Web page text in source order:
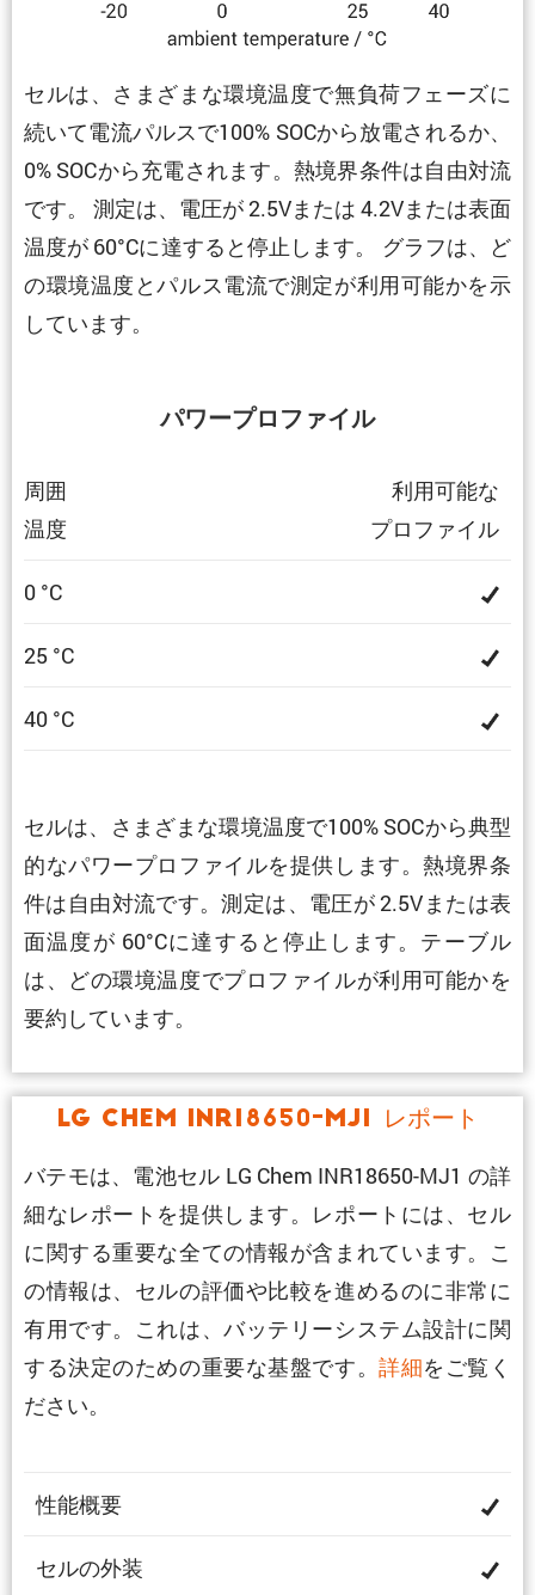
セルは、さまざまな環境温度で無負荷フェーズに
続いて電流パルスで100% SOCから放電されるか、
0% SOCから充電されます。熱境界条件は自由対流
です。 測定は、電圧が 2.5Vまたは 4.2Vまたは表面
温度が 60°Cに達すると停止します。 グラフは、ど
の環境温度とパルス電流で測定が利用可能かを示
しています。
パワープロファイル
周囲
温度
利用可能な
プロファイル
0 °C
25 °C
40 °C
セルは、さまざまな環境温度で100% SOCから典型
的なパワープロファイルを提供します。熱境界条
件は自由対流です。測定は、電圧が 2.5Vまたは表
面温度が 60°Cに達すると停止します。テーブル
は、どの環境温度でプロファイルが利用可能かを
要約しています。
LG Chem INR18650-MJ1 レポート
バテモは、電池セル LG Chem INR18650-MJ1 の詳
細なレポートを提供します。レポートには、セル
に関する重要な全ての情報が含まれています。こ
の情報は、セルの評価や比較を進めるのに非常に
有用です。これは、バッテリーシステム設計に関
する決定のための重要な基盤です。詳細をご覧く
ださい。
性能概要
セルの外装